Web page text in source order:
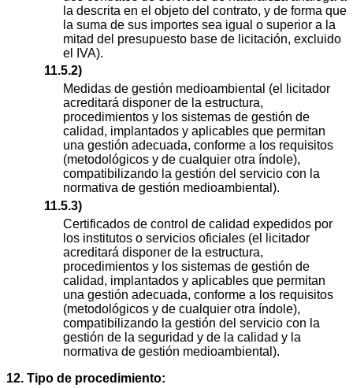
la descrita en el objeto del contrato, y de forma que
la suma de sus importes sea igual o superior a la
mitad del presupuesto base de licitación, excluido
el IVA).
11.5.2)
Medidas de gestión medioambiental (el licitador
acreditará disponer de la estructura,
procedimientos y los sistemas de gestión de
calidad, implantados y aplicables que permitan
una gestión adecuada, conforme a los requisitos
(metodológicos y de cualquier otra índole),
compatibilizando la gestión del servicio con la
normativa de gestión medioambiental).
11.5.3)
Certificados de control de calidad expedidos por
los institutos o servicios oficiales (el licitador
acreditará disponer de la estructura,
procedimientos y los sistemas de gestión de
calidad, implantados y aplicables que permitan
una gestión adecuada, conforme a los requisitos
(metodológicos y de cualquier otra índole),
compatibilizando la gestión del servicio con la
gestión de la seguridad y de la calidad y la
normativa de gestión medioambiental).
12. Tipo de procedimiento: